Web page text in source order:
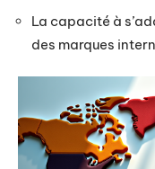
La capacité à
des marques